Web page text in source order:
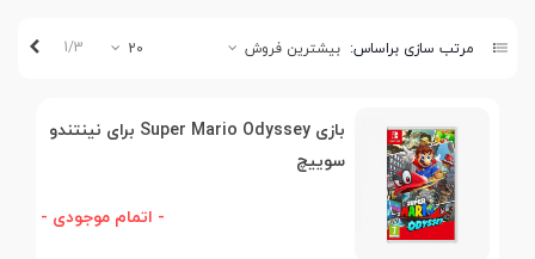
مرتب سازی براساس: بیشترین فروش 20
1/3
بازی Super Mario Odyssey برای نینتندو
سوییچ
- اتمام موجودی -